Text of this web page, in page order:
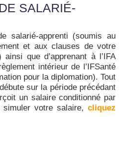
SALARIÉ-
salarié-apprenti (soumis au
et aux clauses de votre
ainsi que d’apprenant à l’IFA
intérieur de l’IFSanté
pour la diplomation). Tout
sur la période précédant
un salaire conditionné par
votre salaire, cliquez